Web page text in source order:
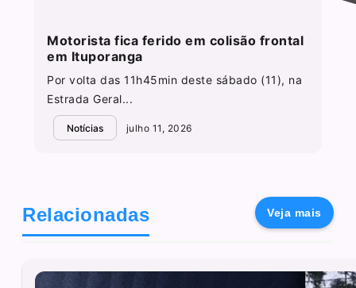
Motorista fica ferido em colisão frontal
em Ituporanga
Por volta das 11h45min deste sábado (11), na
Estrada Geral...
Notícias julho 11, 2026
Relacionadas Veja mais